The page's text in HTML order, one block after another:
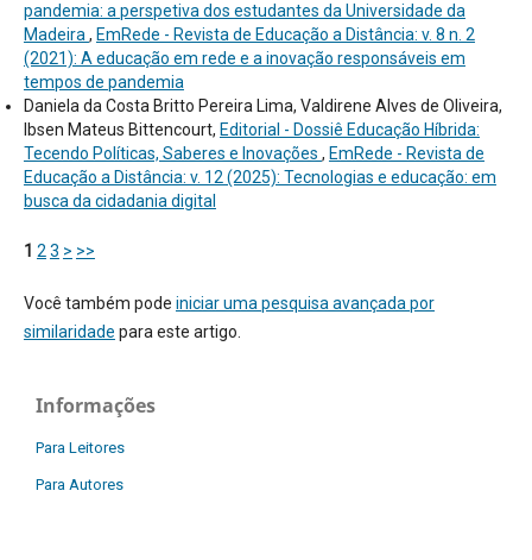
pandemia: a perspetiva dos estudantes da Universidade da
Madeira , EmRede - Revista de Educação a Distância: v. 8 n. 2
(2021): A educação em rede e a inovação responsáveis em
tempos de pandemia
Daniela da Costa Britto Pereira Lima, Valdirene Alves de Oliveira,
Ibsen Mateus Bittencourt, Editorial - Dossiê Educação Híbrida:
Tecendo Políticas, Saberes e Inovações , EmRede - Revista de
Educação a Distância: v. 12 (2025): Tecnologias e educação: em
busca da cidadania digital
1 2 3 > >>
Você também pode iniciar uma pesquisa avançada por
similaridade para este artigo.
Informações
Para Leitores
Para Autores